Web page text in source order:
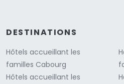
DESTINATIONS
Hôtels accueillant les
familles Cabourg
Hôtels accueillant les